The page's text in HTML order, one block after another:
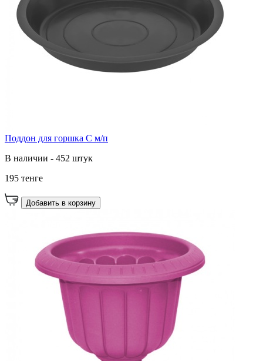
Поддон для горшка С м/п
В наличии - 452 штук
195 тенге
Добавить в корзину